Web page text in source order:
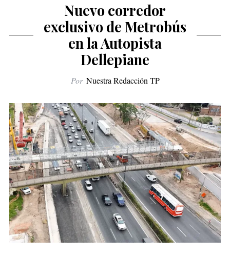
Nuevo corredor
exclusivo de Metrobús
en la Autopista
Dellepiane
Por Nuestra Redacción TP